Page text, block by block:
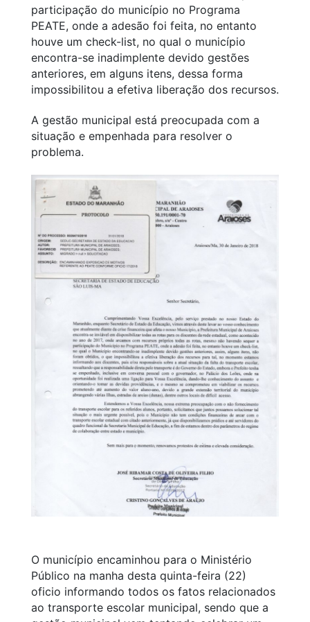
participação do município no Programa
PEATE, onde a adesão foi feita, no entanto
houve um check-list, no qual o município
encontra-se inadimplente devido gestões
anteriores, em alguns itens, dessa forma
impossibilitou a efetiva liberação dos recursos.
A gestão municipal está preocupada com a
situação e empenhada para resolver o
problema.
O município encaminhou para o Ministério
Público na manha desta quinta-feira (22)
oficio informando todos os fatos relacionados
ao transporte escolar municipal, sendo que a